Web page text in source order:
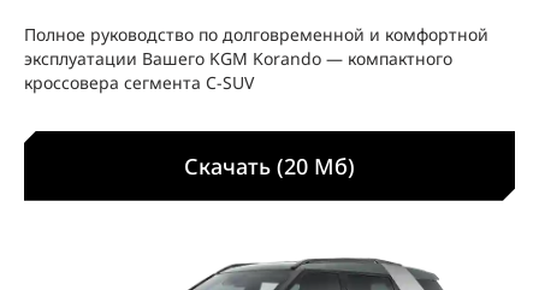
Полное руководство по долговременной и комфортной
эксплуатации Вашего KGM Korando — компактного
кроссовера сегмента C‑SUV
Скачать (20 Мб)